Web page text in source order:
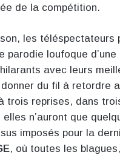
de la compétition.
les
parodie loufoque
avec leurs
du fil à retordre
trois reprises, dans
n’auront que
imposés pour la
, où toutes les